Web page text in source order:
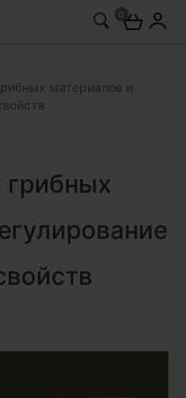
0
материалов и
грибных